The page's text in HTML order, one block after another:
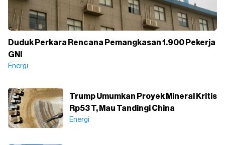
Duduk Perkara Rencana Pemangkasan 1.900 Pekerja
GNI
Energi
Trump Umumkan Proyek Mineral Kritis
Rp53 T, Mau Tandingi China
Energi